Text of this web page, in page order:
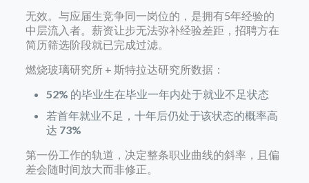
无效。与应届生竞争同一岗位的，是拥有5年经验的
中层流入者。薪资让步无法弥补经验差距，招聘方在
简历筛选阶段就已完成过滤。
燃烧玻璃研究所 + 斯特拉达研究所数据：
52% 的毕业生在毕业一年内处于就业不足状态
若首年就业不足，十年后仍处于该状态的概率高
达 73%
第一份工作的轨道，决定整条职业曲线的斜率，且偏
差会随时间放大而非修正。